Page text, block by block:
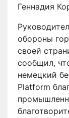
Геннадия
обороны
своей
сообщил,
немецкий
Platform